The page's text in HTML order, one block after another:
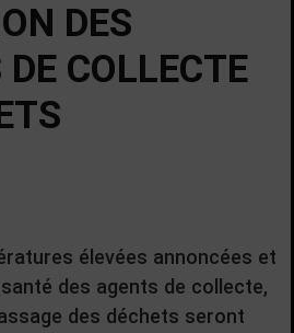
DES
COLLECTE
élevées annoncées et
des agents de collecte,
des déchets seront